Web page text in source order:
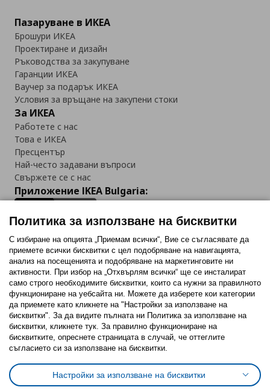
Пазаруване в ИКЕА
Брошури ИКЕА
Проектиране и дизайн
Ръководства за закупуване
Гаранции ИКЕА
Ваучер за подарък ИКЕА
Условия за връщане на закупени стоки
За ИКЕА
Работете с нас
Това е ИКЕА
Пресцентър
Най-често задавани въпроси
Свържете се с нас
Приложение IKEA Bulgaria:
Последвайте ни:
FacebookTwitterYoutubePinterestInstagram
Политика за използване на бисквитки (Cookies)
Избор на настройки за използване на бисквитки
Условия за ползване на ikea.bgОбща политика за личните данни
Политика за използване на бисквитки
С избиране на опцията „Приемам всички“, Вие се съгласявате да
приемете всички бисквитки с цел подобряване на навигацията,
анализ на посещенията и подобряване на маркетинговите ни
активности. При избор на „Отхвърлям всички“ ще се инсталират
само строго необходимитe бисквитки, които са нужни за правилното
функциониране на уебсайта ни. Можете да изберете кои категории
да приемете като кликнете на "Настройки за използване на
бисквитки". За да видите пълната ни Политика за използване на
бисквитки, кликнете тук. За правилно функциониране на
бисквитките, опреснете страницата в случай, че оттеглите
съгласието си за използване на бисквитки.
Настройки за използване на бисквитки